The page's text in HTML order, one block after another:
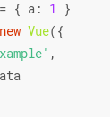
{ a : 1
}
new Vue({
,